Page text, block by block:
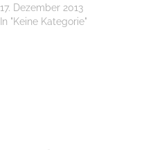
17. Dezember 2013
In "Keine Kategorie"